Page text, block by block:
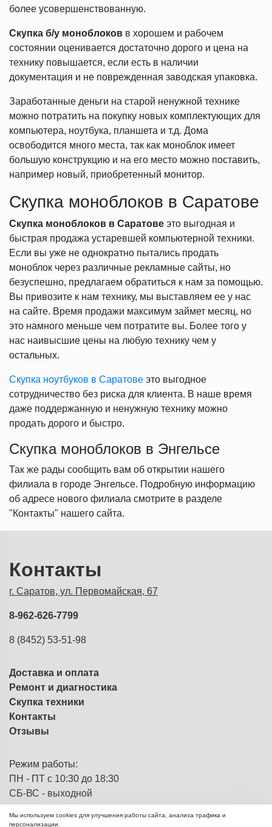
более усовершенствованную.
Скупка б/у моноблоков в хорошем и рабочем
состоянии оценивается достаточно дорого и цена на
технику повышается, если есть в наличии
документация и не поврежденная заводская упаковка.
Заработанные деньги на старой ненужной технике
можно потратить на покупку новых комплектующих для
компьютера, ноутбука, планшета и т.д. Дома
освободится много места, так как моноблок имеет
большую конструкцию и на его место можно поставить,
например новый, приобретенный монитор.
Скупка моноблоков в Саратове
Скупка моноблоков в Саратове это выгодная и
быстрая продажа устаревшей компьютерной техники.
Если вы уже не однократно пытались продать
моноблок через различные рекламные сайты, но
безуспешно, предлагаем обратиться к нам за помощью.
Вы привозите к нам технику, мы выставляем ее у нас
на сайте. Время продажи максимум займет месяц, но
это намного меньше чем потратите вы. Более того у
нас наивысшие цены на любую технику чем у
остальных.
Скупка ноутбуков в Саратове это выгодное
сотрудничество без риска для клиента. В наше время
даже поддержанную и ненужную технику можно
продать дорого и быстро.
Скупка моноблоков в Энгельсе
Так же рады сообщить вам об открытии нашего
филиала в городе Энгельсе. Подробную информацию
об адресе нового филиала смотрите в разделе
"Контакты" нашего сайта.
Контакты
г. Саратов, ул. Первомайская, 67
8-962-626-7799
8 (8452) 53-51-98
Доставка и оплата
Ремонт и диагностика
Скупка техники
Контакты
Отзывы
Режим работы:
ПН - ПТ с 10:30 до 18:30
СБ-ВС - выходной
Мы используем cookies для улучшения работы сайта, анализа трафика и
персонализации.